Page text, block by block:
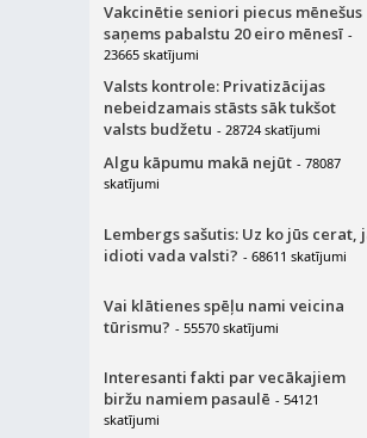
Vakcinētie seniori piecus mēnešus
saņems pabalstu 20 eiro mēnesī -
23665 skatījumi
Valsts kontrole: Privatizācijas
nebeidzamais stāsts sāk tukšot
valsts budžetu - 28724 skatījumi
Algu kāpumu makā nejūt - 78087
skatījumi
Lembergs sašutis: Uz ko jūs cerat,
idioti vada valsti? - 68611 skatījumi
Vai klātienes spēļu nami veicina
tūrismu? - 55570 skatījumi
Interesanti fakti par vecākajiem
biržu namiem pasaulē - 54121
skatījumi